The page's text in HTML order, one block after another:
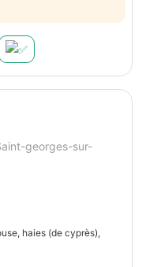
georges-sur-
haies (de cyprès),